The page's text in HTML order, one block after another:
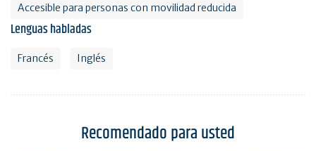
Accesible para personas con movilidad reducida
Lenguas habladas
Francés Inglés
Recomendado para usted